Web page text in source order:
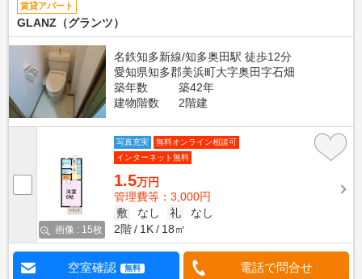
賃貸アパート
GLANZ（グランツ）
名鉄知多新線/知多奥田駅 徒歩12分
愛知県知多郡美浜町大字奥田字石畑
築年数
築42年
建物階数
2階建
画像 : 15枚
写真充実
無料オンライン相談可
インターネット無料
1.5万円
管理費等：3,000円
敷
なし 礼
なし
2階
1K 18㎡
空室確認 無料 電話で問合せ